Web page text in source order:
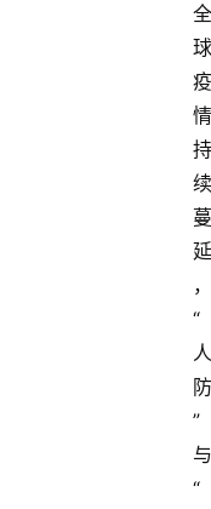
全
球
疫
情
持
续
蔓
延
，
“
人
防
”
与
“